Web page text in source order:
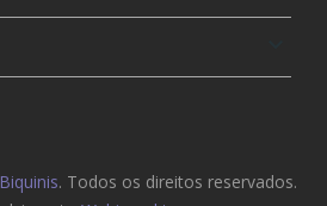
. Todos os direitos reservados.